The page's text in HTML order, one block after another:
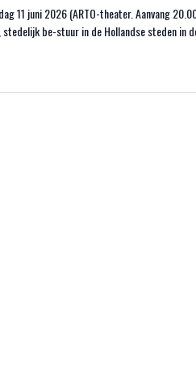
11 juni 2026 (ARTO-theater. Aanvang
be-stuur in de Hollandse steden in